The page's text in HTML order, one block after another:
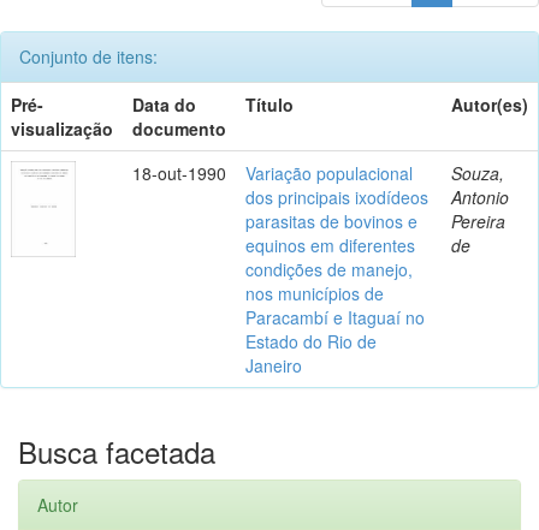
Conjunto de itens:
Pré-
visualização
Data do
documento
Título Autor(es)
18-out-1990
Variação populacional
dos principais ixodídeos
parasitas de bovinos e
equinos em diferentes
condições de manejo,
nos municípios de
Paracambí e Itaguaí no
Estado do Rio de
Janeiro
Souza,
Antonio
Pereira
de
Busca facetada
Autor